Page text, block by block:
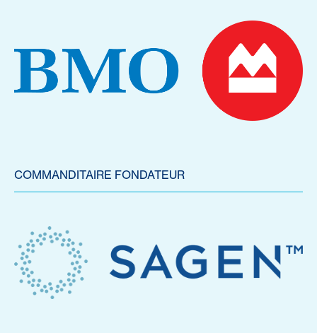
COMMANDITAIRE FONDATEUR